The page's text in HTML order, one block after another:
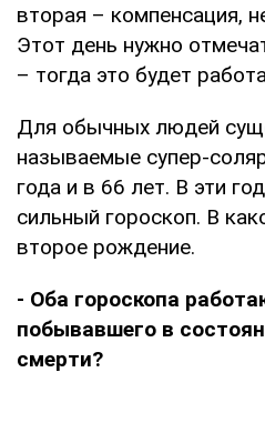
вторая – компенсация,
Этот день нужно
– тогда это будет
Для обычных людей
называемые супер-
года и в 66 лет. В эти
сильный гороскоп. В
второе рождение.
- Оба гороскопа
побывавшего в
смерти?